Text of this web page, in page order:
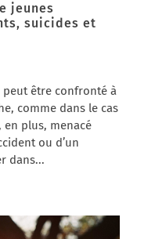
jeunes
suicides et
peut être confronté à
comme dans le cas
en plus, menacé
ou d’un
dans...